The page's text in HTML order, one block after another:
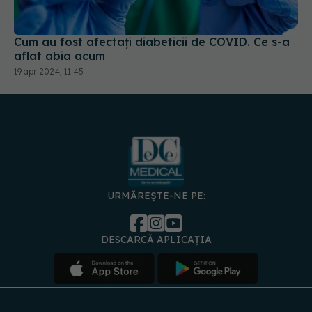
aflat abia acum
19 apr 2024, 11:45
URMĂREȘTE-NE PE:
DESCARCĂ APLICAȚIA
specialiști
Politica de
confidențialitate
Cookies
Gestionați
preferințele
Contact